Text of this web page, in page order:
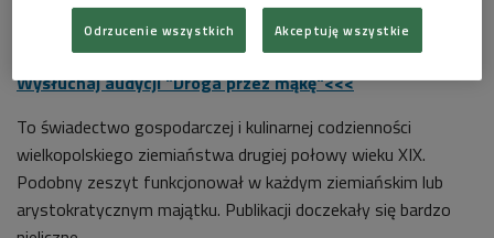
Okładka książki "Szparagi solić, krety gubić" Foto: materiały promocyjne
Wysłuchaj audycji "Droga przez mąkę"<<<
To świadectwo gospodarczej i kulinarnej codzienności
wielkopolskiego ziemiaństwa drugiej połowy wieku XIX.
Podobny zeszyt funkcjonował w każdym ziemiańskim lub
arystokratycznym majątku. Publikacji doczekały się bardzo
Odrzucenie wszystkich Akceptuję wszystkie